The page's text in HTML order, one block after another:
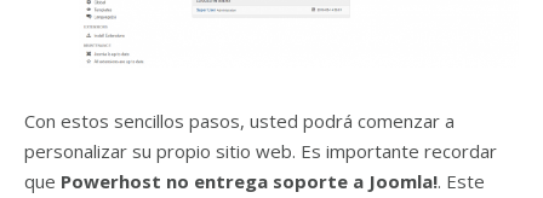
Con estos sencillos pasos, usted podrá comenzar a
personalizar su propio sitio web. Es importante recordar
que Powerhost no entrega soporte a Joomla!. Este